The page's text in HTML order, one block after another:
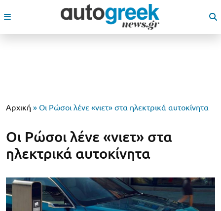
Αρχική » Οι Ρώσοι λένε «νιετ» στα ηλεκτρικά αυτοκίνητα
Οι Ρώσοι λένε «νιετ» στα
ηλεκτρικά αυτοκίνητα